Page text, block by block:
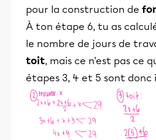
pour la construction de
À ton étape 6, tu as
le nombre de jours de
toit, mais ce n'est pas ce
étapes 3, 4 et 5 sont donc